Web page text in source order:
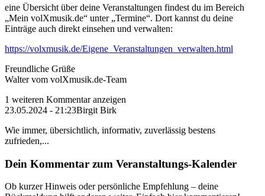
eine Übersicht über deine Veranstaltungen findest du im Bereich
„Mein volXmusik.de“ unter „Termine“. Dort kannst du deine
Einträge auch direkt einsehen und verwalten:
https://volxmusik.de/Eigene_Veranstaltungen_verwalten.html
Freundliche Grüße
Walter vom volXmusik.de-Team
1 weiteren Kommentar anzeigen
23.05.2024 - 21:23Birgit Birk
Wie immer, übersichtlich, informativ, zuverlässig bestens
zufrieden,...
Dein Kommentar zum Veranstaltungs-Kalender
Ob kurzer Hinweis oder persönliche Empfehlung – deine